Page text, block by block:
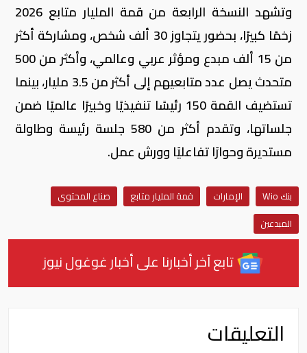
وتشهد النسخة الرابعة من قمة المليار متابع 2026
زخمًا كبيرًا، بحضور يتجاوز 30 ألف شخص، ومشاركة أكثر
من 15 ألف مبدع ومؤثر عربي وعالمي، وأكثر من 500
متحدث يصل عدد متابعيهم إلى أكثر من 3.5 مليار، بينما
تستضيف القمة 150 رئيسًا تنفيذيًا وخبيرًا عالميًا ضمن
جلساتها، وتقدم أكثر من 580 جلسة رئيسة وطاولة
مستديرة وحوارًا تفاعليًا وورش عمل.
بنك Wio الإمارات قمة المليار متابع
صناع المحتوى
المبدعين
تابع آخر أخبارنا على أخبار غوغول نيوز
التعليقات